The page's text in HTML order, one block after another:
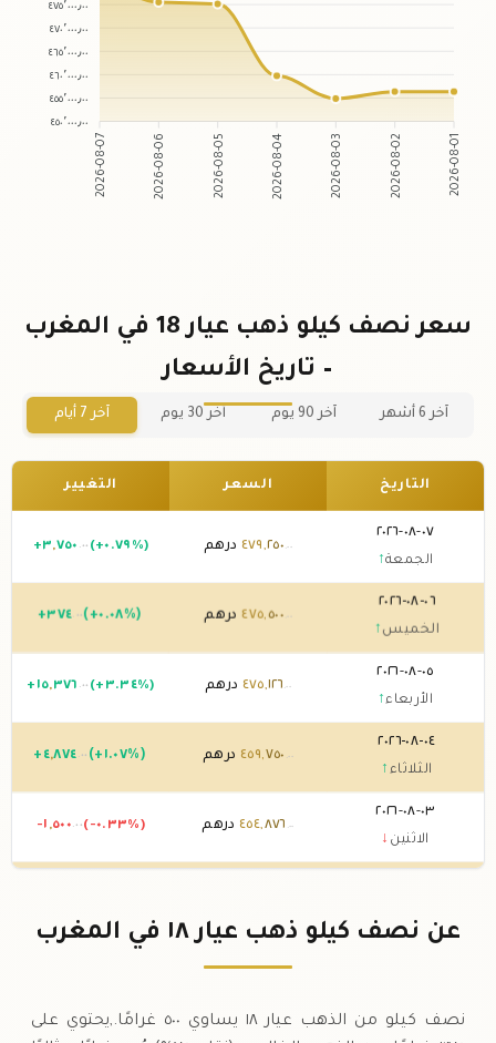
٤٧٥٬٠٠٠٫٠٠
٤٧٠٬٠٠٠٫٠٠
٤٦٥٬٠٠٠٫٠٠
٤٦٠٬٠٠٠٫٠٠
٤٥٥٬٠٠٠٫٠٠
٤٥٠٬٠٠٠٫٠٠
2026-08-07 2026-08-06 2026-08-05 2026-08-04 2026-08-03 2026-08-02 2026-08-01
سعر نصف كيلو ذهب عيار 18 في المغرب
– تاريخ الأسعار
آخر 6 أشهر آخر 90 يوم آخر 30 يوم آخر 7 أيام
التاريخ السعر التغيير
٠٧-٠٨-٢٠٢٦
الجمعة↑
٤٧٩,٢٥٠ .٠٠ درهم +٣,٧٥٠ .٠٠ (+٠.٧٩%)
٠٦-٠٨-٢٠٢٦
الخميس ↑
٤٧٥,٥٠٠ درهم +٣٧٤ .٠٠ (+٠.٠٨%)
٠٥-٠٨-٢٠٢٦
الأربعاء↑
٤٧٥,١٢٦ .٠٠ درهم + ١٥,٣٧٦ .٠٠ (+٣.٣٤%)
٠٤-٠٨-٢٠٢٦
الثلاثاء ↑
٤٥٩,٧٥٠ .٠٠ درهم + ٤,٨٧٤ .٠٠ (+١.٠٧%)
٠٣-٠٨-٢٠٢٦
الاثنين ↓
٤٥٤,٨٧٦ .٠٠ درهم -١ ,٥٠٠ .٠٠ (-٠.٣٣%)
٤٥٦,٣٧٦.٠٠ درهم
عن نصف كيلو ذهب عيار ١٨ في المغرب
نصف كيلو من الذهب عيار ١٨ يساوي ٥٠٠ غرامًا.,يحتوي على